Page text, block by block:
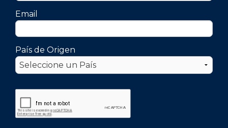
Email
País de Origen